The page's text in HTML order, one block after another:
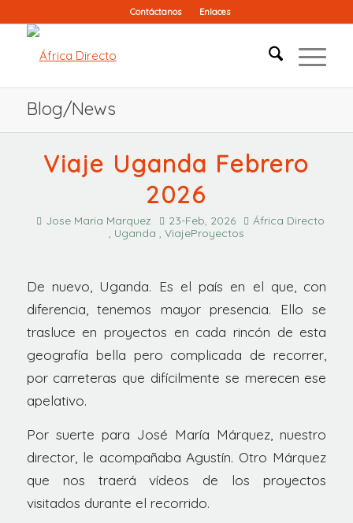
Contáctanos Enlaces
Blog/News
Viaje Uganda Febrero
2026
Jose Maria Marquez 23-Feb, 2026
África Directo
, Uganda , ViajeProyectos
De nuevo, Uganda. Es el país en el que, con
diferencia, tenemos mayor presencia. Ello se
trasluce en proyectos en cada rincón de esta
geografía bella pero complicada de recorrer,
por carreteras que difícilmente se merecen ese
apelativo.
Por suerte para José María Márquez, nuestro
director, le acompañaba Agustín. Otro Márquez
que nos traerá vídeos de los proyectos
visitados durante el recorrido.